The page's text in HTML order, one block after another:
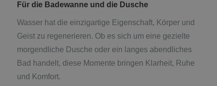
Für die Badewanne und die Dusche
Wasser hat die einzigartige Eigenschaft, Körper und
Geist zu regenerieren. Ob es sich um eine gezielte
morgendliche Dusche oder ein langes abendliches
Bad handelt, diese Momente bringen Klarheit, Ruhe
und Komfort.